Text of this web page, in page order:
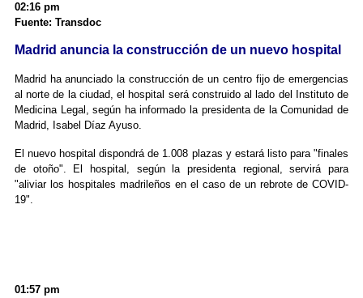
02:16 pm
Fuente: Transdoc
Madrid anuncia la construcción de un nuevo hospital
Madrid ha anunciado la construcción de un centro fijo de emergencias
al norte de la ciudad, el hospital será construido al lado del Instituto de
Medicina Legal, según ha informado la presidenta de la Comunidad de
Madrid, Isabel Díaz Ayuso.
El nuevo hospital dispondrá de 1.008 plazas y estará listo para "finales
de otoño". El hospital, según la presidenta regional, servirá para
"aliviar los hospitales madrileños en el caso de un rebrote de COVID-
19".
01:57 pm